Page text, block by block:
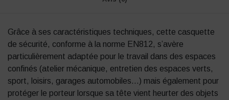
Grâce à ses caractéristiques techniques, cette casquette
de sécurité, conforme à la norme EN812, s’avère
particulièrement adaptée pour le travail dans des espaces
confinés (atelier mécanique, entretien des espaces verts,
sport, loisirs, garages automobiles…) mais également pour
protéger le porteur lorsque sa tête vient heurter des objets